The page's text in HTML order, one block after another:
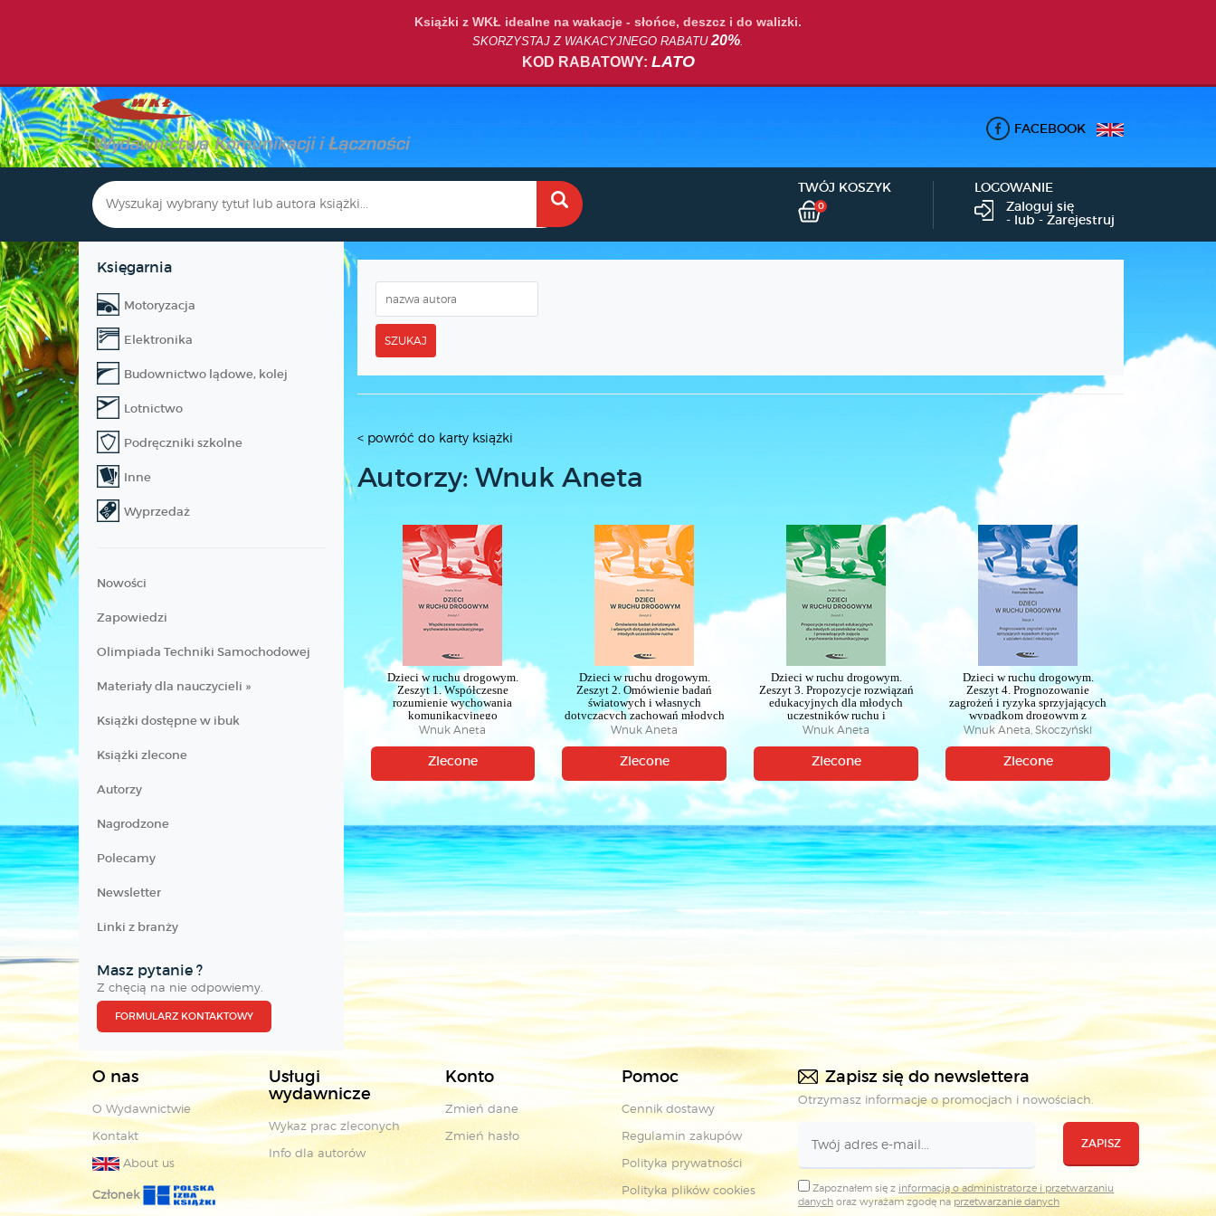
Książki z WKŁ idealne na wakacje - słońce, deszcz i do walizki.
SKORZYSTAJ Z WAKACYJNEGO RABATU20%.
KOD RABATOWY: LATO
FACEBOOK
TWÓJ KOSZYK
0
LOGOWANIE
Zaloguj się
- lub - Zarejestruj
Księgarnia
Motoryzacja
Elektronika
Budownictwo lądowe, kolej
Lotnictwo
Podręczniki szkolne
Inne
Wyprzedaż
Nowości
Zapowiedzi
Olimpiada Techniki Samochodowej
Materiały dla nauczycieli »
Książki dostępne w ibuk
Książki zlecone
Autorzy
Nagrodzone
Polecamy
Newsletter
Linki z branży
Masz pytanie ?
Z chęcią na nie odpowiemy.
FORMULARZ KONTAKTOWY
SZUKAJ
< powróć do karty książki
Autorzy: Wnuk Aneta
Dzieci w ruchu drogowym.
Zeszyt 1. Współczesne
rozumienie wychowania
komunikacyjnego
Wnuk Aneta
Zlecone
Dzieci w ruchu drogowym.
Zeszyt 2. Omówienie badań
światowych i własnych
dotyczących zachowań młodych
uczestników ruchu
Wnuk Aneta
Zlecone
Dzieci w ruchu drogowym.
Zeszyt 3. Propozycje rozwiązań
edukacyjnych dla młodych
uczestników ruchu i
prowadzących zajęcia z
wychowania komunikacyjnego
Wnuk Aneta
Zlecone
Dzieci w ruchu drogowym.
Zeszyt 4. Prognozowanie
zagrożeń i ryzyka sprzyjających
wypadkom drogowym z
udziałem dzieci i młodzieży
Wnuk Aneta, Skoczyński
Przemysław
Zlecone
O nas
O Wydawnictwie
Kontakt
About us
Członek
Usługi
wydawnicze
Wykaz prac zleconych
Info dla autorów
Konto
Zmień dane
Zmień hasło
Pomoc
Cennik dostawy
Regulamin zakupów
Polityka prywatności
Polityka plików cookies
Zapisz się do newslettera
Otrzymasz informacje o promocjach i nowościach.
ZAPISZ
Zapoznałem się z informacją o administratorze i przetwarzaniu
danych oraz wyrażam zgodę naprzetwarzanie danych